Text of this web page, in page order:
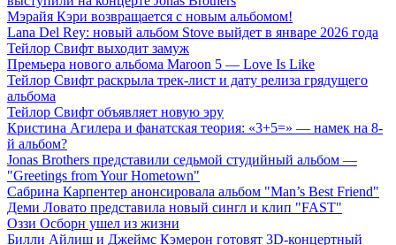
Мэрайя Кэри возвращается с новым альбомом!
Lana Del Rey: новый альбом Stove выйдет в январе 2026 года
Тейлор Свифт выходит замуж
Премьера нового альбома Maroon 5 — Love Is Like
Тейлор Свифт раскрыла трек-лист и дату релиза грядущего
альбома
Тейлор Свифт объявляет новую эру
Кристина Агилера и фанатская теория: «3+5=» — намек на 8-
й альбом?
Jonas Brothers представили седьмой студийный альбом —
"Greetings from Your Hometown"
Сабрина Карпентер анонсировала альбом "Man’s Best Friend"
Деми Ловато представила новый сингл и клип "FAST"
Оззи Осборн ушел из жизни
Билли Айлиш и Джеймс Кэмерон готовят 3D-концертный